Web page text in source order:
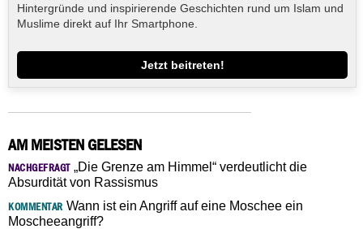
Hintergründe und inspirierende Geschichten rund um Islam und
Muslime direkt auf Ihr Smartphone.
Jetzt beitreten!
AM MEISTEN GELESEN
NACHGEFRAGT„Die Grenze am Himmel“ verdeutlicht die
Absurdität von Rassismus
KOMMENTAR Wann ist ein Angriff auf eine Moschee ein
Moscheeangriff?